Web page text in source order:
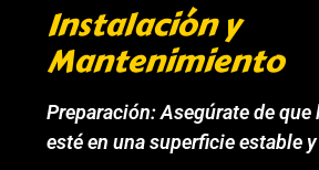
Instalación y
Mantenimiento
Preparación: Asegúrate de
esté en una superficie estable